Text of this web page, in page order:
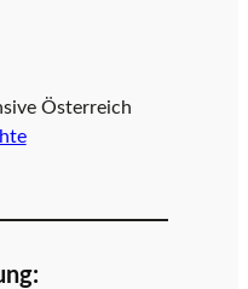
Österreich